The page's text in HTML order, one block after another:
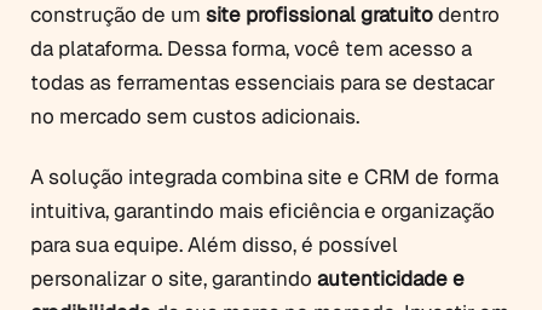
construção de um site profissional gratuitodentro
da plataforma. Dessa forma, você tem acesso a
todas as ferramentas essenciais para se destacar
no mercado sem custos adicionais.
A solução integrada combina site e CRM de forma
intuitiva, garantindo mais eficiência e organização
para sua equipe. Além disso, é possível
personalizar o site, garantindo autenticidade e